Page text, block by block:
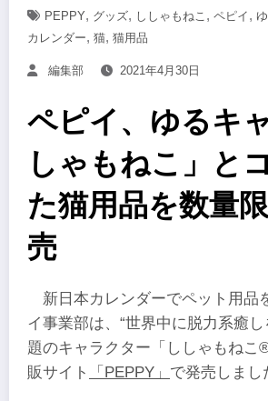
PEPPY, グッズ, ししゃもねこ , ペピイ ,
カレンダー, 猫, 猫用品
編集部 2021年4月30日
ペピイ、ゆるキ
しゃもねこ」と
た猫用品を数量
売
新日本カレンダーでペット用品
イ事業部は、“世界中に脱力系癒
題のキャラクター「ししゃもねこ
販サイト
「PEPPY」 で発売しまし